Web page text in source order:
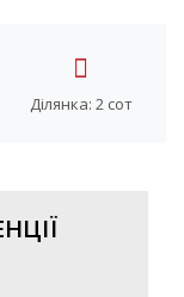
Ділянка: 2 сот